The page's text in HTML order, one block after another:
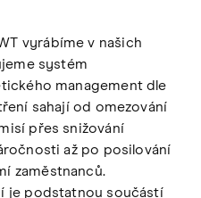
vyrábíme v našich
systém
management dle
sahají od omezování
přes snižování
až po posilování
zaměstnanců.
je podstatnou součástí